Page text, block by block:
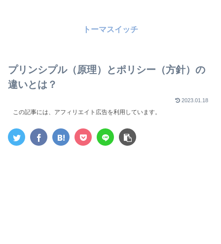
トーマスイッチ
プリンシプル（原理）とポリシー（方針）の
違いとは？
2023.01.18
この記事には、アフィリエイト広告を利用しています。